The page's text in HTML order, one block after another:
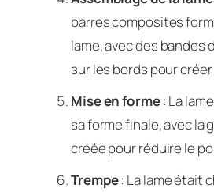
barres composites
lame, avec des bandes
sur les bords pour
Mise en forme: La
sa forme finale, avec
créée pour réduire le
Trempe: La lame était